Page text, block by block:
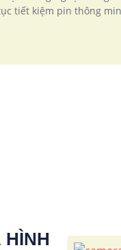
tiết kiệm pin thông
HÌNH